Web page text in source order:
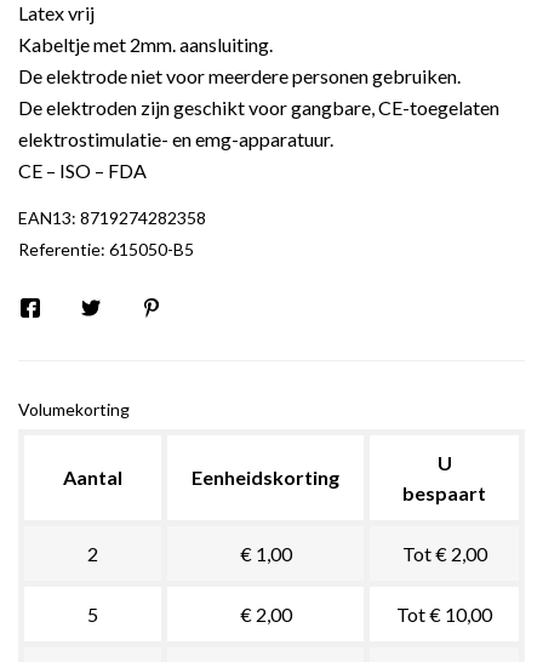
Latex vrij
Kabeltje met 2mm. aansluiting.
De elektrode niet voor meerdere personen gebruiken.
De elektroden zijn geschikt voor gangbare, CE-toegelaten
elektrostimulatie- en emg-apparatuur.
CE – ISO – FDA
EAN13: 8719274282358
Referentie: 615050-B5
Volumekorting
Aantal Eenheidskorting
U
bespaart
2 € 1,00 Tot € 2,00
5 € 2,00 Tot € 10,00